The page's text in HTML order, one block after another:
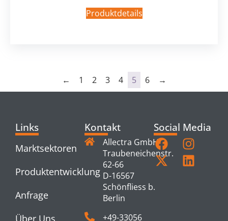
Produktdetails
← 1 2 3 4 5 6 →
Links
Marktsektoren
Produktentwicklung
Anfrage
Über Uns
Kontakt
Allectra GmbH
Traubeneichenstr.
62-66
D-16567
Schönfliess b.
Berlin
+49-33056
Social Media